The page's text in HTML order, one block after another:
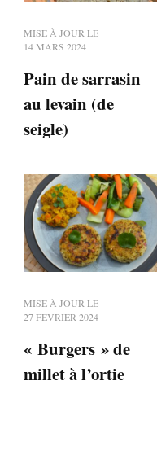
MISE À JOUR LE
14 MARS 2024
Pain de sarrasin
au levain (de
seigle)
MISE À JOUR LE
27 FÉVRIER 2024
« Burgers » de
millet à l’ortie